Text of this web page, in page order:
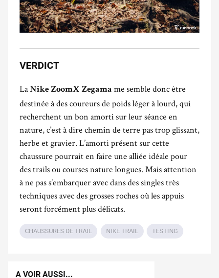
VERDICT
LaNike ZoomX Zegama me semble donc être
destinée à des coureurs de poids léger à lourd, qui
recherchent un bon amorti sur leur séance en
nature, c’est à dire chemin de terre pas trop glissant,
herbe et gravier. L’amorti présent sur cette
chaussure pourrait en faire une alliée idéale pour
des trails ou courses nature longues. Mais attention
à ne pas s’embarquer avec dans dessingles très
techniques avec des grosses roches où les appuis
seront forcément plus délicats.
CHAUSSURES DE TRAIL NIKE TRAIL TESTING
A VOIR AUSSI...